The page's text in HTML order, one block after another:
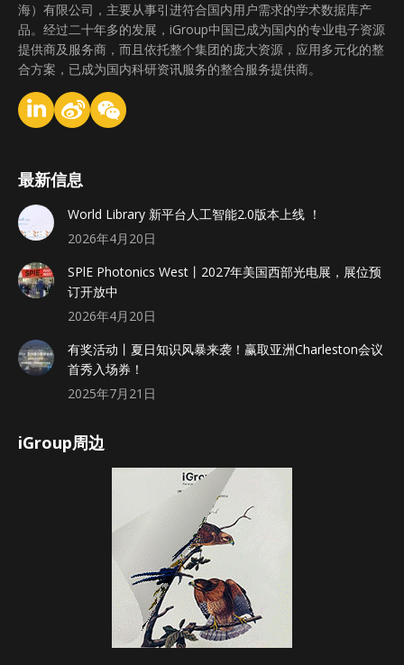
海）有限公司，主要从事引进符合国内用户需求的学术数据库产
品。经过二十年多的发展，iGroup中国已成为国内的专业电子资源
提供商及服务商，而且依托整个集团的庞大资源，应用多元化的整
合方案，已成为国内科研资讯服务的整合服务提供商。
最新信息
World Library 新平台人工智能2.0版本上线 ！
2026年4月20日
SPlE Photonics West丨2027年美国西部光电展，展位预
订开放中
2026年4月20日
有奖活动丨夏日知识风暴来袭！赢取亚洲Charleston会议
首秀入场券！
2025年7月21日
iGroup周边